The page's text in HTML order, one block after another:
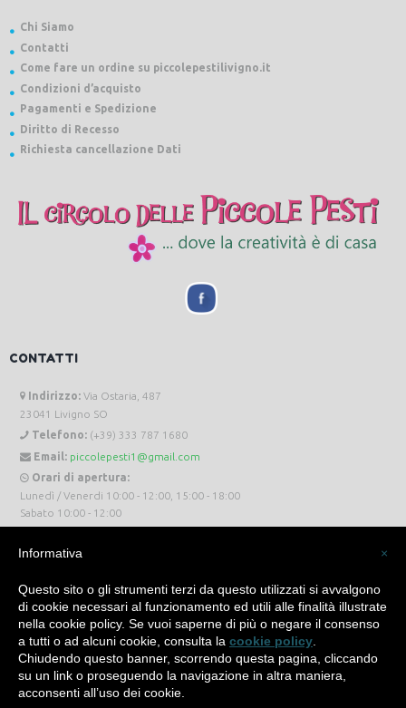
Chi Siamo
Contatti
Come fare un ordine su piccolepestilivigno.it
Condizioni d’acquisto
Pagamenti e Spedizione
Diritto di Recesso
Richiesta cancellazione Dati
CONTATTI
Indirizzo: Via Ostaria, 487
23041 Livigno SO
Telefono: (+39) 333 787 1680
Email: piccolepesti1@gmail.com
Orari di apertura:
Lunedì / Venerdi 10:00 - 12:00, 15:00 - 18:00
Sabato 10:00 - 12:00
Piccole Pesti Livigno © 2024 Tutti i diritti riservati. -Privacy Policy-Cookie Policy
Made with bySìServices
×
Informativa
Questo sito o gli strumenti terzi da questo utilizzati si avvalgono
di cookie necessari al funzionamento ed utili alle finalità illustrate
nella cookie policy. Se vuoi saperne di più o negare il consenso
a tutti o ad alcuni cookie, consulta la cookie policy
Chiudendo questo banner, scorrendo questa pagina, cliccando
su un link o proseguendo la navigazione in altra maniera,
acconsenti all’uso dei cookie.